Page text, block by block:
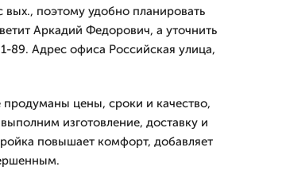
поэтому удобно планировать
Аркадий Федорович, а уточнить
89. Адрес офиса Российская улица,
цены, сроки и качество,
изготовление, доставку и
повышает комфорт, добавляет